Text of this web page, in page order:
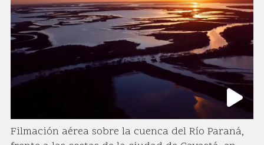
Filmación aérea sobre la cuenca del Río Paraná,